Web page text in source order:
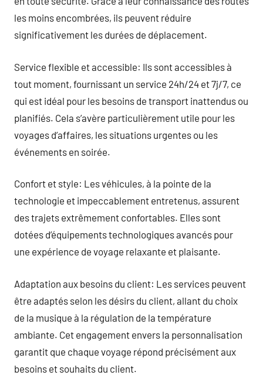
les moins encombrées, ils peuvent réduire
significativement les durées de déplacement.
Service flexible et accessible: Ils sont accessibles à
tout moment, fournissant un service 24h/24 et 7j/7, ce
qui est idéal pour les besoins de transport inattendus ou
planifiés. Cela s’avère particulièrement utile pour les
voyages d’affaires, les situations urgentes ou les
événements en soirée.
Confort et style: Les véhicules, à la pointe de la
technologie et impeccablement entretenus, assurent
des trajets extrêmement confortables. Elles sont
dotées d’équipements technologiques avancés pour
une expérience de voyage relaxante et plaisante.
Adaptation aux besoins du client: Les services peuvent
être adaptés selon les désirs du client, allant du choix
de la musique à la régulation de la température
ambiante. Cet engagement envers la personnalisation
garantit que chaque voyage répond précisément aux
besoins et souhaits du client.